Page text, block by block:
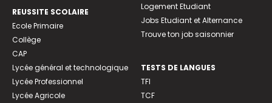
REUSSITE SCOLAIRE
Ecole Primaire
Collège
CAP
Lycée général et technologique
Lycée Professionnel
Lycée Agricole
Logement Etudiant
Jobs Etudiant et Alternance
Trouve ton job saisonnier
TESTS DE LANGUES
TFI
TCF